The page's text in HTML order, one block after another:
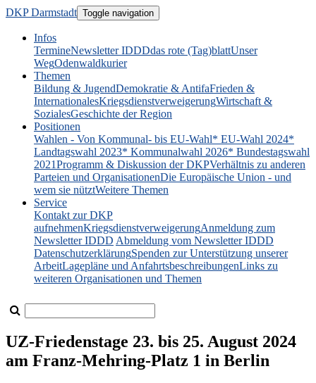
DKP Darmstadt Toggle navigation
Infos
TermineNewsletter IDDDdas rote (Tag)blattUnser
WegOdenwaldkurier
Themen
Bildung & JugendDemokratie & AntifaFrieden &
InternationalesKriegsdienstverweigerungWirtschaft &
SozialesGeschichte der Region
Positionen
Wahlen - Von Kommunal- bis EU-Wahl* EU-Wahl 2024*
Landtagswahl 2023* Kommunalwahl 2026* Bundestagswahl
2021Programm & Diskussion der DKPVerhältnis zu anderen
Parteien und OrganisationenDie Europäische Union - und
wem sie nütztWeitere Themen
Service
Kontakt zur DKP
aufnehmenKriegsdienstverweigerungAnmeldung zum
Newsletter IDDD Abmeldung vom Newsletter IDDD
DatenschutzerklärungSpenden zur Unterstützung unserer
ArbeitLagepläne und AnfahrtsbeschreibungenLinks zu
weiteren Organisationen und Themen
UZ-Friedenstage 23. bis 25. August 2024
am Franz-Mehring-Platz 1 in Berlin